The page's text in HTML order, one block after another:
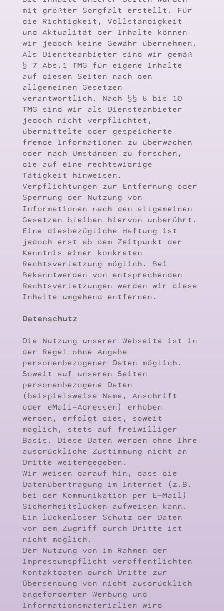
mit größter Sorgfalt erstellt. Für
die Richtigkeit, Vollständigkeit
und Aktualität der Inhalte können
wir jedoch keine Gewähr übernehmen.
Als Diensteanbieter sind wir gemäß
§ 7 Abs.1 TMG für eigene Inhalte
auf diesen Seiten nach den
allgemeinen Gesetzen
verantwortlich. Nach §§ 8 bis 10
TMG sind wir als Diensteanbieter
jedoch nicht verpflichtet,
übermittelte oder gespeicherte
fremde Informationen zu überwachen
oder nach Umständen zu forschen,
die auf eine rechtswidrige
Tätigkeit hinweisen.
Verpflichtungen zur Entfernung oder
Sperrung der Nutzung von
Informationen nach den allgemeinen
Gesetzen bleiben hiervon unberührt.
Eine diesbezügliche Haftung ist
jedoch erst ab dem Zeitpunkt der
Kenntnis einer konkreten
Rechtsverletzung möglich. Bei
Bekanntwerden von entsprechenden
Rechtsverletzungen werden wir diese
Inhalte umgehend entfernen.
Datenschutz
Die Nutzung unserer Webseite ist in
der Regel ohne Angabe
personenbezogener Daten möglich.
Soweit auf unseren Seiten
personenbezogene Daten
(beispielsweise Name, Anschrift
oder eMail-Adressen) erhoben
werden, erfolgt dies, soweit
möglich, stets auf freiwilliger
Basis. Diese Daten werden ohne Ihre
ausdrückliche Zustimmung nicht an
Dritte weitergegeben.
Wir weisen darauf hin, dass die
Datenübertragung im Internet (z.B.
bei der Kommunikation per E-Mail)
Sicherheitslücken aufweisen kann.
Ein lückenloser Schutz der Daten
vor dem Zugriff durch Dritte ist
nicht möglich.
Der Nutzung von im Rahmen der
Impressumspflicht veröffentlichten
Kontaktdaten durch Dritte zur
Übersendung von nicht ausdrücklich
angeforderter Werbung und
Informationsmaterialien wird